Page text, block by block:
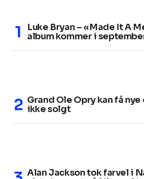
Luke Bryan – «Made It A
album kommer i
Grand Ole Opry kan få nye
ikke solgt
Alan Jackson tok farvel i